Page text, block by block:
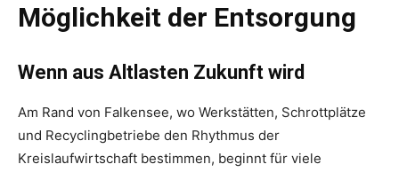
Möglichkeit der Entsorgung
Wenn aus Altlasten Zukunft wird
Am Rand von Falkensee, wo Werkstätten, Schrottplätze
und Recyclingbetriebe den Rhythmus der
Kreislaufwirtschaft bestimmen, beginnt für viele